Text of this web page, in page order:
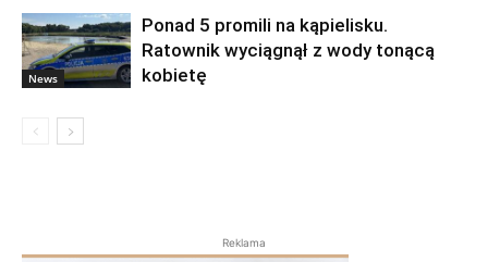
News
Ponad 5 promili na kąpielisku.
Ratownik wyciągnął z wody tonącą
kobietę
Reklama